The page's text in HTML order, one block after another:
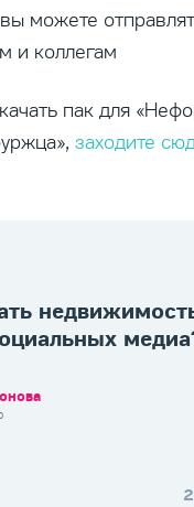
можете
и коллегам
пак для
заходите